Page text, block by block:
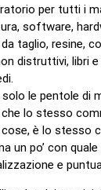
per tutti i
software,
taglio, resine,
distruttivi, libri
le pentole di
lo stesso
è lo stesso
un po’ con quale
e